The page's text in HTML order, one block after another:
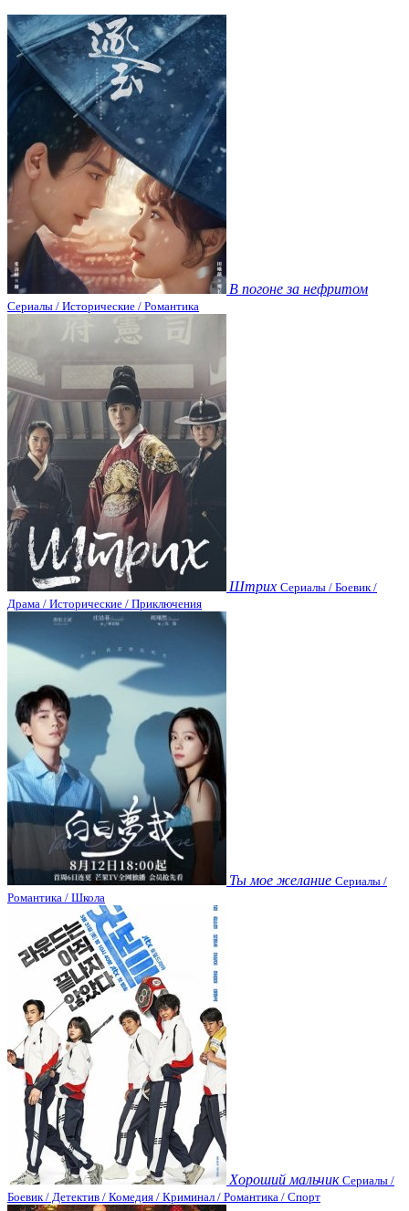
В погоне за нефритом
Сериалы / Исторические / Романтика
Штрих Сериалы / Боевик /
Драма / Исторические / Приключения
Ты мое желание Сериалы /
Романтика / Школа
Хороший мальчик Сериалы /
Боевик / Детектив / Комедия / Криминал / Романтика / Спорт